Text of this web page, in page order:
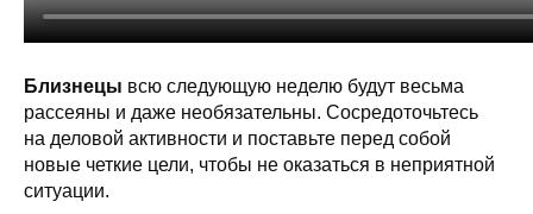
Близнецы всю следующую неделю будут весьма
рассеяны и даже необязательны. Сосредоточьтесь
на деловой активности и поставьте перед собой
новые четкие цели, чтобы не оказаться в неприятной
ситуации.